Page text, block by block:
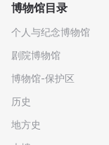
博物馆目录
个人与纪念博物馆
剧院博物馆
博物馆-保护区
历史
地方史